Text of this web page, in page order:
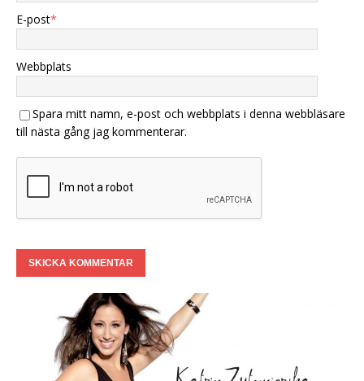
E-post*
Webbplats
Spara mitt namn, e-post och webbplats i denna webbläsare
till nästa gång jag kommenterar.